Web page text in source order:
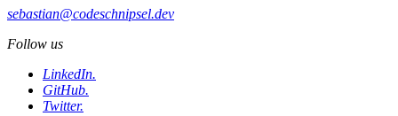
sebastian@codeschnipsel.dev
Follow us
LinkedIn.
GitHub.
Twitter.